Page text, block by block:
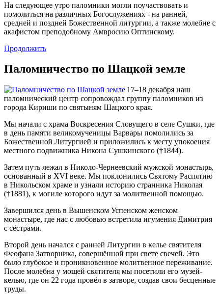
На следующее утро паломники могли поучаствовать и
помолиться на различных Богослужениях - на ранней,
средней и поздней Божественной литургии, а также молебне с
акафистом преподобному Амвросию Оптинскому.
Продолжить
Паломничество по Шацкой земле
17–18 декабря наш
паломнический центр сопровождал группу паломников из
города Кириши по святыням Шацкого края.
Мы начали с храма Воскресения Словущего в селе Сушки, где
в день памяти великомученицы Варвары помолились за
Божественной Литургией и приложились к месту упокоения
местного подвижника Никона Сушкинского (†1844).
Затем путь лежал в Николо-Чернеевский мужской монастырь,
основанный в XVI веке. Мы поклонились Святому Распятию
в Никольском храме и узнали историю странника Николая
(†1881), к могиле которого идут за молитвенной помощью.
Завершился день в Вышенском Успенском женском
монастыре, где нас с любовью встретила игумения Димитрия
с сёстрами.
Второй день начался с ранней Литургии в келье святителя
Феофана Затворника, совершённой при свете свечей. Это
было глубокое и проникновенное молитвенное переживание.
После молебна у мощей святителя мы посетили его музей-
келью, где он 22 года провёл в затворе, создав свои бесценные
труды.